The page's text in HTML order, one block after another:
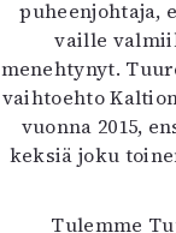
puheenjohtaja,
vaille
menehtynyt.
vaihtoehto
vuonna 2015,
keksiä joku
Tulemme